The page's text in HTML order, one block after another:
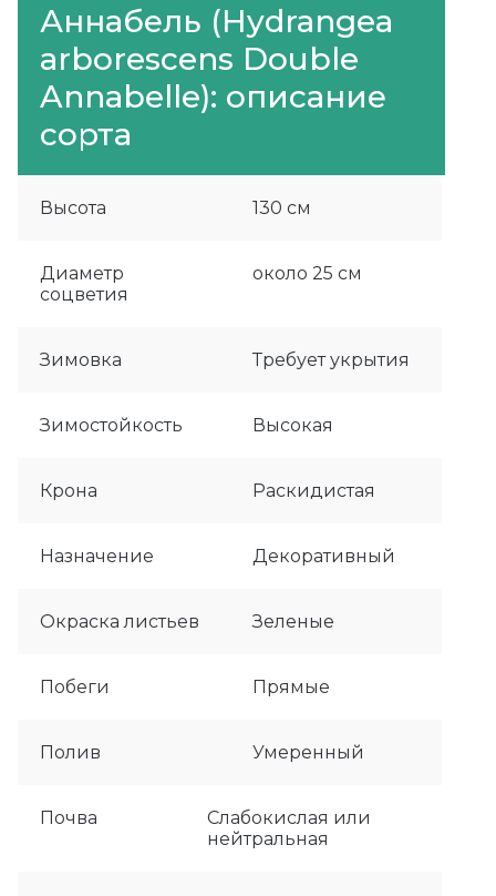
Аннабель (Hydrangea
arborescens Double
Annabelle): описание
сорта
Высота 130 см
Диаметр
соцветия
около 25 см
Зимовка Требует укрытия
Зимостойкость Высокая
Крона Раскидистая
Назначение Декоративный
Окраска листьев Зеленые
Побеги Прямые
Полив Умеренный
Почва
Слабокислая или
нейтральная